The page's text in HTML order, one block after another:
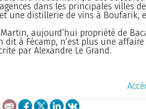
dans les principales villes
une distillerie de vins à Boufarik,
aujourd’hui propriété de
dit à Fécamp, n’est plus une
par Alexandre Le Grand.